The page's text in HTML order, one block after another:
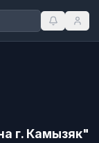
г. Камызяк"